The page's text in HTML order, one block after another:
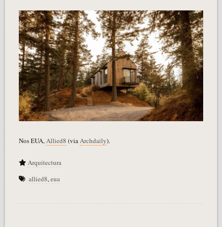
Nos EUA,Allied8 (viaArchdaily).
Arquitectura
allied8,eua